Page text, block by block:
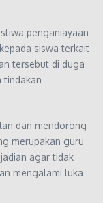
penganiayaan
siswa terkait
tersebut di duga
tindakan
dan mendorong
merupakan guru
agar tidak
mengalami luka